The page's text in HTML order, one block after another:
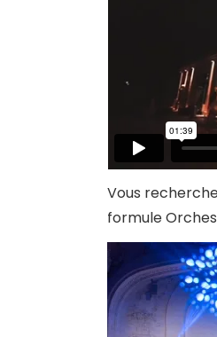
Vous
formule